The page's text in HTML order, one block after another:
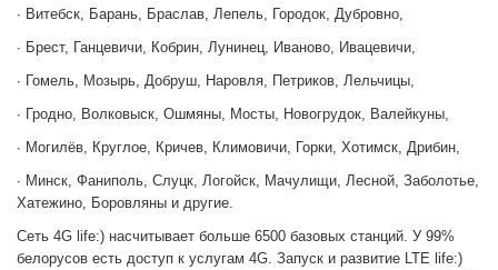
∙ Витебск, Барань, Браслав, Лепель, Городок, Дубровно,
∙ Брест, Ганцевичи, Кобрин, Лунинец, Иваново, Ивацевичи,
∙ Гомель, Мозырь, Добруш, Наровля, Петриков, Лельчицы,
∙ Гродно, Волковыск, Ошмяны, Мосты, Новогрудок, Валейкуны,
∙ Могилёв, Круглое, Кричев, Климовичи, Горки, Хотимск, Дрибин,
∙ Минск, Фаниполь, Слуцк, Логойск, Мачулищи, Лесной, Заболотье,
Хатежино, Боровляны и другие.
Сеть 4G life:) насчитывает больше 6500 базовых станций. У 99%
белорусов есть доступ к услугам 4G. Запуск и развитие LTE life:)